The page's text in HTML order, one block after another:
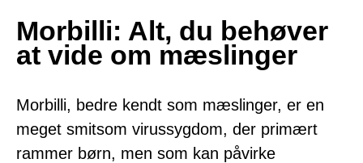
Morbilli: Alt, du behøver
at vide om mæslinger
Morbilli, bedre kendt som mæslinger, er en
meget smitsom virussygdom, der primært
rammer børn, men som kan påvirke